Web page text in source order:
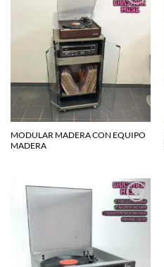
Agregar
MODULAR MADERA CON EQUIPO
MADERA
Agregar
a la